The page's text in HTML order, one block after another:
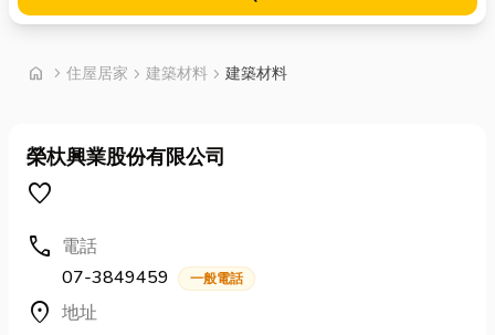
home chevron_right 首頁
住屋居家 chevron_right 建築材料 chevron_right 建築材料
榮杕興業股份有限公司
favorite
call 電話
07-3849459
一般電話
location_on 地址